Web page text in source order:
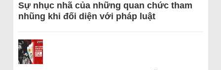
Sự nhục nhã của những quan chức tham
nhũng khi đối diện với pháp luật